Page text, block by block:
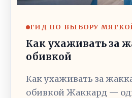
ГИД ПО ВЫБОРУ
Как ухаживать за
обивкой
Как ухаживать за
обивкой Жаккард —